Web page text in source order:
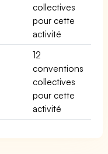
collectives
pour cette
activité
12
conventions
collectives
pour cette
activité